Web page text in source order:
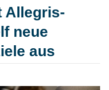
& Abo
Abo
Allegris-
neue
aus